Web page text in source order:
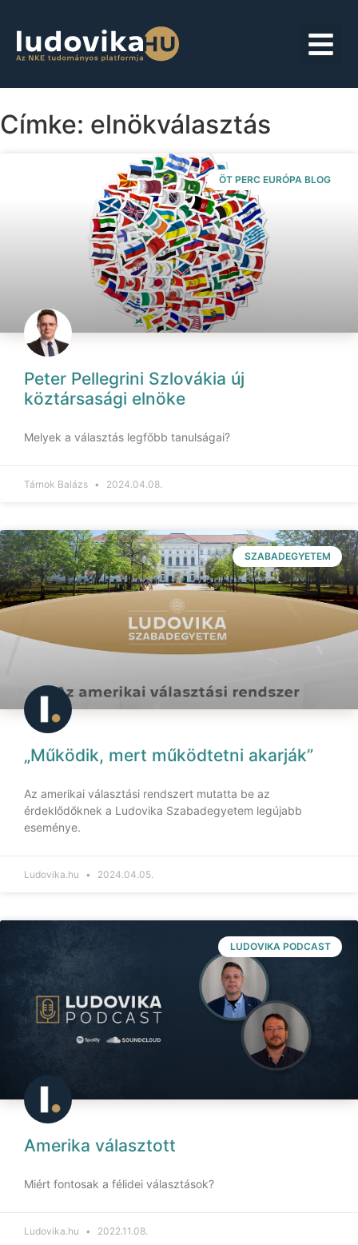
Címke: elnökválasztás
ÖT PERC EURÓPA BLOG
Peter Pellegrini Szlovákia új
köztársasági elnöke
Melyek a választás legfőbb tanulságai?
Tárnok Balázs 2024.04.08.
SZABADEGYETEM
„Működik, mert működtetni akarják”
Az amerikai választási rendszert mutatta be az
érdeklődőknek a Ludovika Szabadegyetem legújabb
eseménye.
Ludovika.hu 2024.04.05.
LUDOVIKA PODCAST
Amerika választott
Miért fontosak a félidei választások?
Ludovika.hu 2022.11.08.